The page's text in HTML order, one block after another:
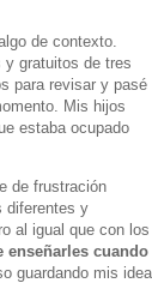
de contexto.
y gratuitos de tres
para revisar y pasé
Mis hijos
estaba ocupado
de frustración
diferentes y
al igual que con los
enseñarles cuando
guardando mis